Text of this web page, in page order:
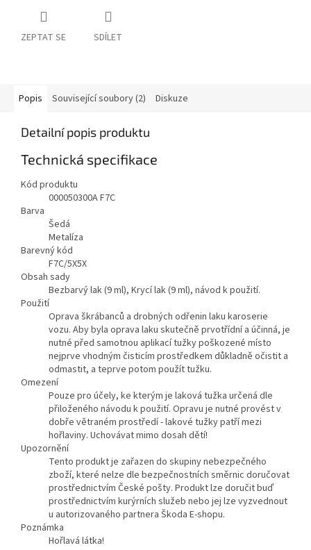
ZEPTAT SE SDÍLET
Popis Související soubory (2) Diskuze
Detailní popis produktu
Technická specifikace
Kód produktu
000050300A F7C
Barva
Šedá
Metalíza
Barevný kód
F7C/5X5X
Obsah sady
Bezbarvý lak (9 ml), Krycí lak (9 ml), návod k použití.
Použití
Oprava škrábanců a drobných odřenin laku karoserie
vozu. Aby byla oprava laku skutečně prvotřídní a účinná, je
nutné před samotnou aplikací tužky poškozené místo
nejprve vhodným čisticím prostředkem důkladně očistit a
odmastit, a teprve potom použít tužku.
Omezení
Pouze pro účely, ke kterým je laková tužka určená dle
přiloženého návodu k použití. Opravu je nutné provést v
dobře větraném prostředí - lakové tužky patří mezi
hořlaviny. Uchovávat mimo dosah dětí!
Upozornění
Tento produkt je zařazen do skupiny nebezpečného
zboží, které nelze dle bezpečnostních směrnic doručovat
prostřednictvím České pošty. Produkt lze doručit buď
prostřednictvím kurýrních služeb nebo jej lze vyzvednout
u autorizovaného partnera Škoda E-shopu.
Poznámka
Hořlavá látka!